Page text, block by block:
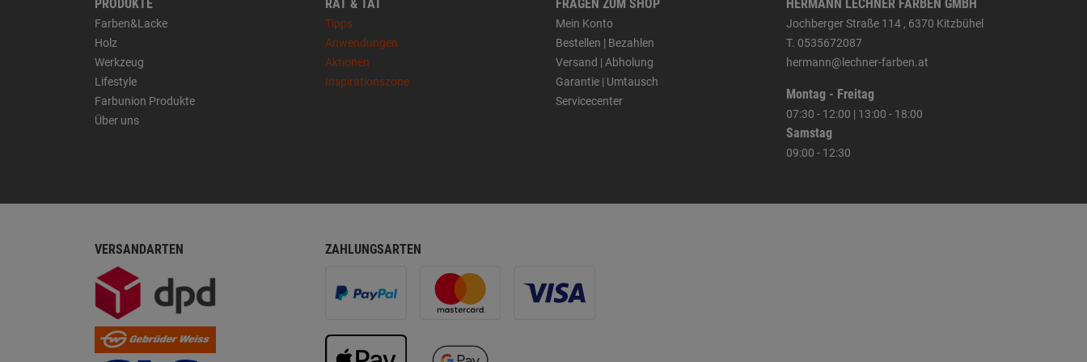
PRODUKTE
Farben&Lacke
Holz
Werkzeug
Lifestyle
Farbunion Produkte
Über uns
RAT & TAT
Tipps
Anwendungen
Aktionen
Inspirationszone
FRAGEN ZUM SHOP
Mein Konto
Bestellen | Bezahlen
Versand | Abholung
Garantie | Umtausch
Servicecenter
HERMANN LECHNER FARBEN GMBH
Jochberger Straße 114 , 6370 Kitzbühel
T. 0535672087
hermann@lechner-farben.at
Montag - Freitag
07:30 - 12:00 | 13:00 - 18:00
Samstag
09:00 - 12:30
VERSANDARTEN ZAHLUNGSARTEN